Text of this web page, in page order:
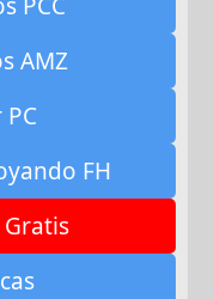
AMZ
FH